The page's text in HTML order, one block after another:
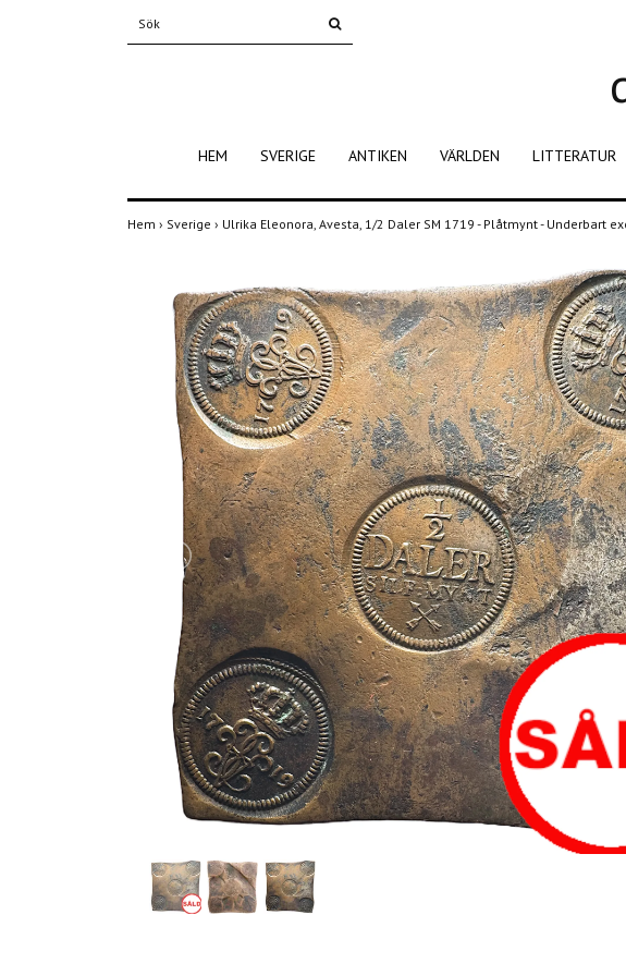
HEM SVERIGE ANTIKEN VÄRLDEN LITTERATUR
Hem › Sverige › Ulrika Eleonora, Avesta, 1/2 Daler SM 1719 - Plåtmynt - Underbart